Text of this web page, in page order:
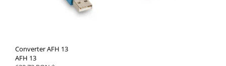
Converter AFH 13
AFH 13